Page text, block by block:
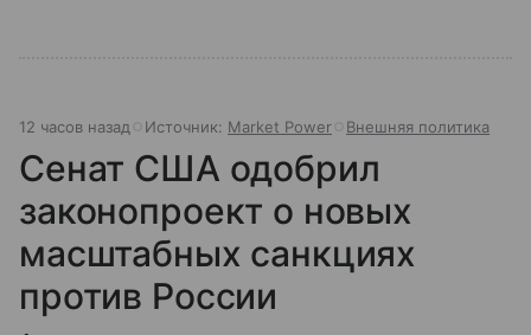
12 часов назад Источник: Market Power Внешняя политика
Сенат США одобрил
законопроект о новых
масштабных санкциях
против России